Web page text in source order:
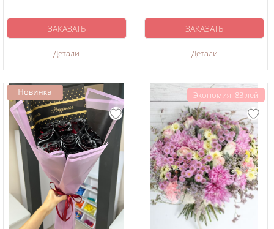
Детали
ЗАКАЗАТЬ
Детали
ЗАКАЗАТЬ
Экономия: 83 лей